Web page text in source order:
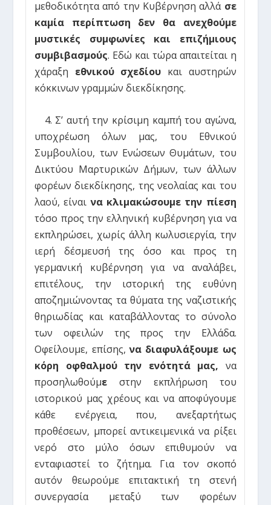
μεθοδικότητα από την Κυβέρνηση αλλά σε
καμία περίπτωση δεν θα ανεχθούμε
μυστικές συμφωνίες και επιζήμιους
συμβιβασμούς. Εδώ και τώρα απαιτείται η
χάραξη εθνικού σχεδίου και αυστηρών
κόκκινων γραμμών διεκδίκησης.
4. Σ’ αυτή την κρίσιμη καμπή του αγώνα,
υποχρέωση όλων μας, του Εθνικού
Συμβουλίου, των Ενώσεων Θυμάτων, του
Δικτύου Μαρτυρικών Δήμων, των άλλων
φορέων διεκδίκησης, της νεολαίας και του
λαού, είναι να κλιμακώσουμε την πίεση
τόσο προς την ελληνική κυβέρνηση για να
εκπληρώσει, χωρίς άλλη κωλυσιεργία, την
ιερή δέσμευσή της όσο και προς τη
γερμανική κυβέρνηση για να αναλάβει,
επιτέλους, την ιστορική της ευθύνη
αποζημιώνοντας τα θύματα της ναζιστικής
θηριωδίας και καταβάλλοντας το σύνολο
των οφειλών της προς την Ελλάδα.
Οφείλουμε, επίσης, να διαφυλάξουμε ως
κόρη οφθαλμού την ενότητά μας, να
προσηλωθούμε στην εκπλήρωση του
ιστορικού μας χρέους και να αποφύγουμε
κάθε ενέργεια, που, ανεξαρτήτως
προθέσεων, μπορεί αντικειμενικά να ρίξει
νερό στο μύλο όσων επιθυμούν να
ενταφιαστεί το ζήτημα. Για τον σκοπό
αυτόν θεωρούμε επιτακτική τη στενή
συνεργασία μεταξύ των φορέων